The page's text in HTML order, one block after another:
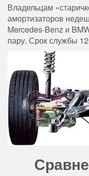
Владельцам
амортизаторов
Mercedes-Benz и
пару. Срок службы